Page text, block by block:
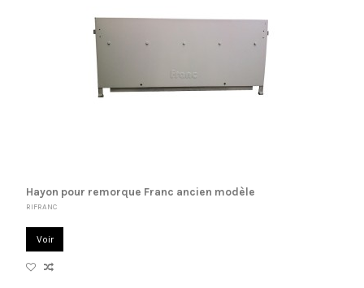
Hayon pour remorque Franc ancien modèle
RIFRANC
Voir